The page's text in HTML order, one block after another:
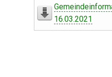
Leben in Oberdorf
16.03.2021